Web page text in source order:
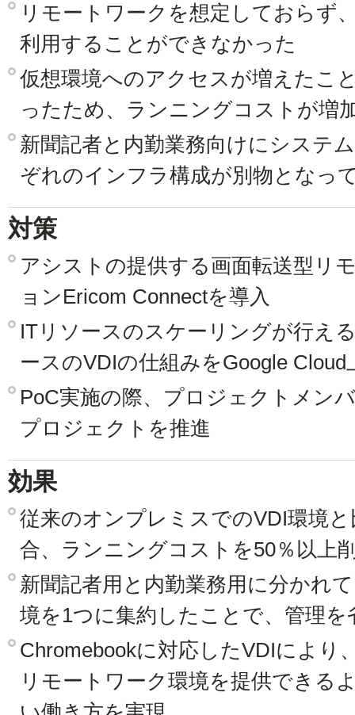
リモートワークを想定しておらず
利用することができなかった
仮想環境へのアクセスが増えたこ
ったため、ランニングコストが増
新聞記者と内勤業務向けにシステ
ぞれのインフラ構成が別物となっ
対策
アシストの提供する画面転送型リ
ョンEricom Connectを導入
ITリソースのスケーリングが行え
ースのVDIの仕組みをGoogle
PoC実施の際、プロジェクトメン
プロジェクトを推進
効果
従来のオンプレミスでのVDI環境
合、ランニングコストを50％以上
新聞記者用と内勤業務用に分かれ
境を1つに集約したことで、管理を
Chromebookに対応したVDIにより
リモートワーク環境を提供できる